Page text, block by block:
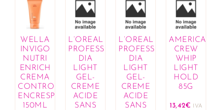
WELLA
INVIGO
NUTRI
ENRICH
CREMA
CONTROL
ENCRESPAMIENTO
150ML
L’OREAL
PROFESSIONNEL
DIA
LIGHT
GEL-
CREME
ACIDE
SANS
L’OREAL
PROFESSIONNEL
DIA
LIGHT
GEL-
CREME
ACIDE
SANS
AMERICAN
CREW
WHIP
LIGHT
HOLD
85G
13,42€ IVA